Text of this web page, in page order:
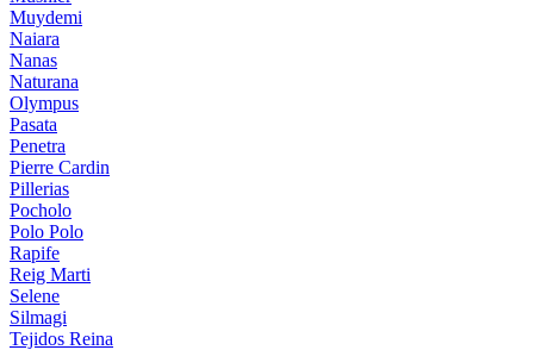
Muydemi
Naiara
Nanas
Naturana
Olympus
Pasata
Penetra
Pierre Cardin
Pillerias
Pocholo
Polo Polo
Rapife
Reig Marti
Selene
Silmagi
Tejidos Reina